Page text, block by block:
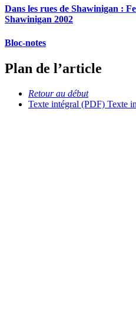
Dans les rues de Shawinigan : F
Shawinigan 2002
Bloc-notes
Plan de l’article
Retour au début
Texte intégral (PDF) Texte